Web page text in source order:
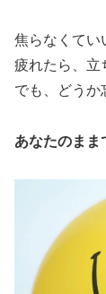
焦らなくてい
疲れたら、立
でも、どう
あなたのま